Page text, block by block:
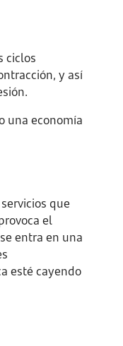
ciclos
y así
una economía
que
el
entra en una
esté cayendo